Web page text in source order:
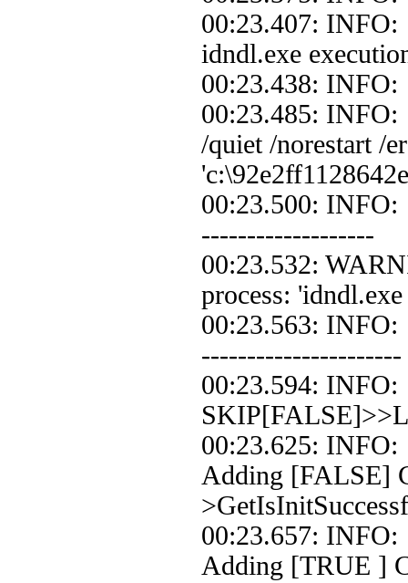
00:23.407:
idndl.exe
00:23.438:
00:23.485:
/quiet /norestart /
00:23.500:
-------------------
00:23.532:
process:
00:23.563:
----------------------
00:23.594:
00:23.625:
Adding [FALSE]
00:23.657:
Adding [TRUE ]